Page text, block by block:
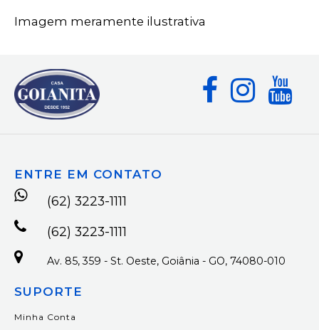
Imagem meramente ilustrativa
ENTRE EM CONTATO
(62) 3223-1111
(62) 3223-1111
Av. 85, 359 - St. Oeste, Goiânia - GO, 74080-010
SUPORTE
Minha Conta